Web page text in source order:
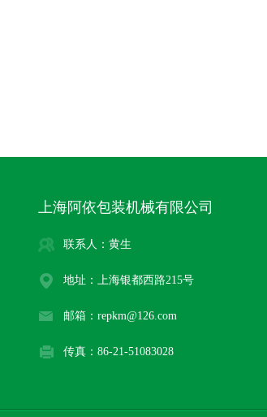
上海阿依包装机械有限公司
联系人：黄生
地址：上海银都西路215号
邮箱：repkm@126.com
传真：86-21-51083028